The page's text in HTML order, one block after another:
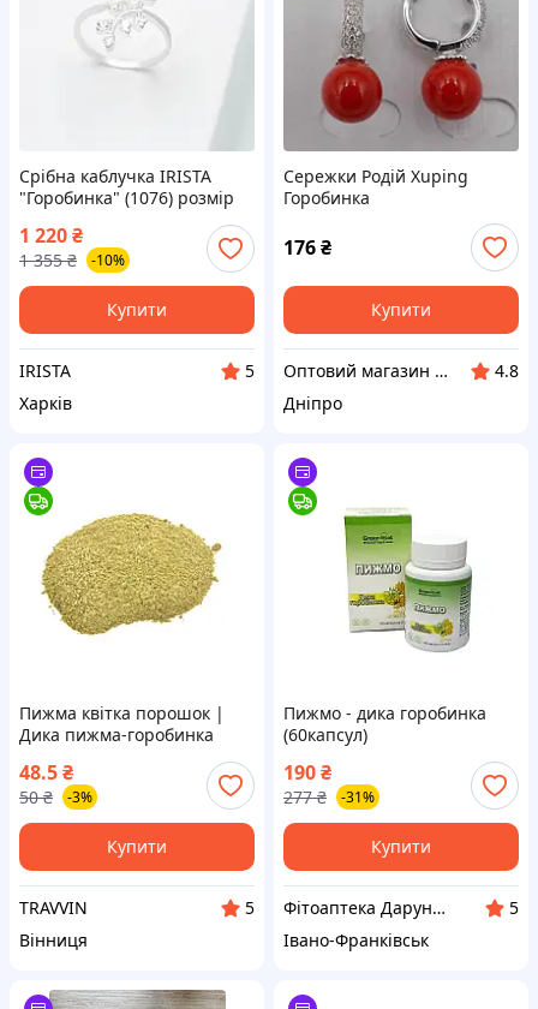
Срібна каблучка IRISTA
"Горобинка" (1076) розмір
1 220₴
1 355 ₴ -10%
Купити
IRISTA
5
Харків
Сережки Родій Xuping
Горобинка
176₴
Купити
Оптовий магазин біжутерії натурального каміння фурнітури та аксесуарів «Одіссея»
4.8
Дніпро
Пижма квітка порошок |
Дика пижма-горобинка
48.5₴
50 ₴ -3%
Купити
TRAVVIN
5
Вінниця
Пижмо - дика горобинка
(60капсул)
190₴
277 ₴ -31%
Купити
Фітоаптека Дарунки Природи
5
Івано-Франківськ